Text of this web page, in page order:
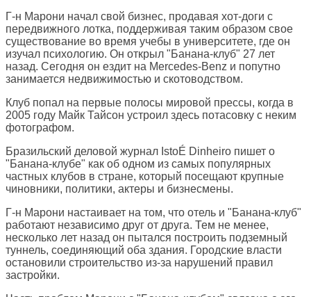
Г-н Марони начал свой бизнес, продавая хот-доги с
передвижного лотка, поддерживая таким образом свое
существование во время учебы в университете, где он
изучал психологию. Он открыл "Банана-клуб" 27 лет
назад. Сегодня он ездит на Mercedes-Benz и попутно
занимается недвижимостью и скотоводством.
Клуб попал на первые полосы мировой прессы, когда в
2005 году Майк Тайсон устроил здесь потасовку с неким
фотографом.
Бразильский деловой журнал IstoÉ Dinheiro пишет о
"Банана-клубе" как об одном из самых популярных
частных клубов в стране, который посещают крупные
чиновники, политики, актеры и бизнесмены.
Г-н Марони настаивает на том, что отель и "Банана-клуб"
работают независимо друг от друга. Тем не менее,
несколько лет назад он пытался построить подземный
туннель, соединяющий оба здания. Городские власти
остановили строительство из-за нарушений правил
застройки.